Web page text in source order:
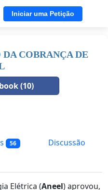
Iniciar uma Petição
COBRANÇA DE
(10)
56
Discussão
Elétrica (Aneel) aprovou,